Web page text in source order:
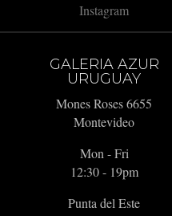
Instagram
GALERIA AZUR
URUGUAY
Mones Roses 6655
Montevideo
Mon - Fri
12:30 - 19pm
Punta del Este